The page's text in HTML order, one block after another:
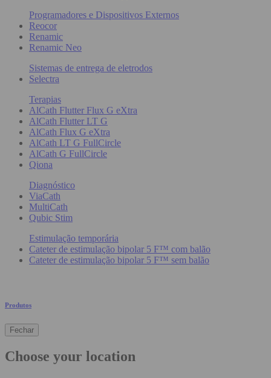
Programadores e Dispositivos Externos
Reocor
Renamic
Renamic Neo
Sistemas de entrega de eletrodos
Selectra
Terapias
AlCath Flutter Flux G eXtra
AlCath Flutter LT G
AlCath Flux G eXtra
AlCath LT G FullCircle
AlCath G FullCircle
Qiona
Diagnóstico
ViaCath
MultiCath
Qubic Stim
Estimulação temporária
Cateter de estimulação bipolar 5 F™ com balão
Cateter de estimulação bipolar 5 F™ sem balão
Produtos
Fechar
Choose your location